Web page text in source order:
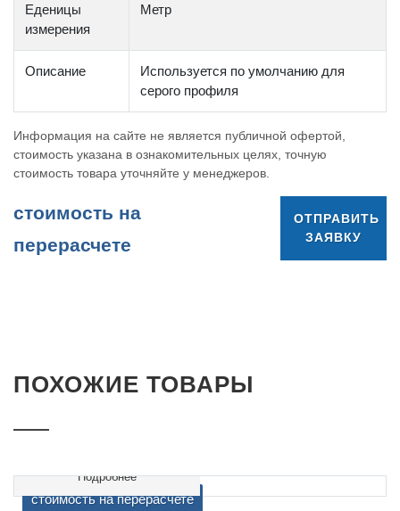
Еденицы
измерения
Метр
Описание
Используется по умолчанию для
серого профиля
Информация на сайте не является публичной офертой,
стоимость указана в ознакомительных целях, точную
стоимость товара уточняйте у менеджеров.
cтоимость на
перерасчете
ОТПРАВИТЬ
ЗАЯВКУ
ПОХОЖИЕ ТОВАРЫ
cтоимость на перерасчете
Подробнее